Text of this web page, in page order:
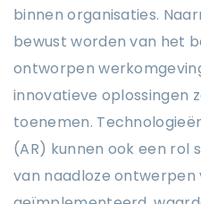
binnen organisaties.
bewust worden van het
ontworpen
innovatieve oplossingen
toenemen.
(AR) kunnen ook een rol
van naadloze